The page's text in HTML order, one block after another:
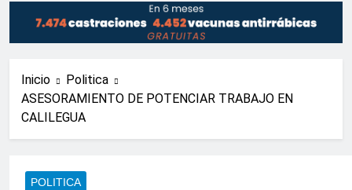
Inicio
Politica
ASESORAMIENTO DE POTENCIAR TRABAJO EN
CALILEGUA
POLITICA